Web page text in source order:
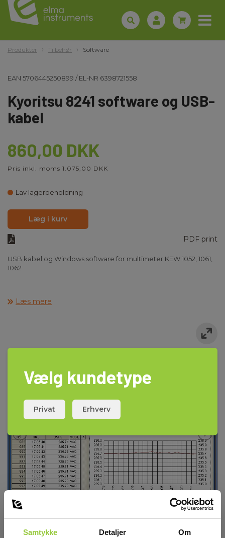
Samtykke Detaljer Om
Produkter Tilbehør Software
EAN 5706445250899 /EL-NR 6398721558
Kyoritsu 8241 software og USB-
kabel
860,00 DKK
Pris inkl. moms 1.075,00 DKK
Lav lagerbeholdning
Læg i kurv
PDF print
USB kabel og Windows software for multimeter KEW 1052, 1061,
1062
Læs mere
Vælg kundetype
Privat Erhverv